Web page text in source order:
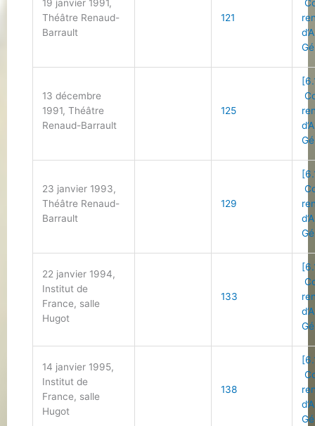
19 janvier 1991,
Théâtre Renaud-
Barrault
121
13 décembre
1991, Théâtre
Renaud-Barrault
125
23 janvier 1993,
Théâtre Renaud-
Barrault
129
22 janvier 1994,
Institut de
France, salle
Hugot
133
14 janvier 1995,
Institut de
France, salle
Hugot
138